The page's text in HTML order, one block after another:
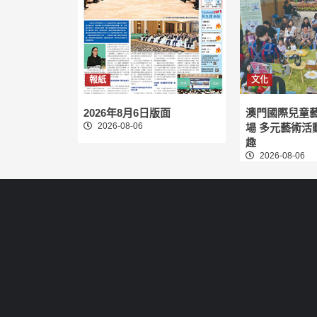
報紙
2026年8月6日版面
2026-08-06
文化
澳門國際兒童
場 多元藝術活
趣
2026-08-06